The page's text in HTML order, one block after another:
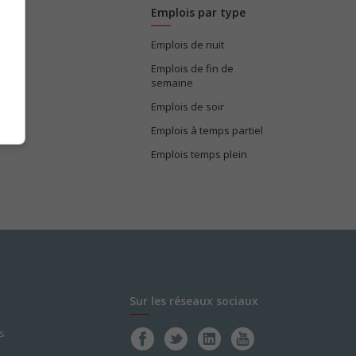
Emplois par type
Emplois de nuit
Emplois de fin de
semaine
Emplois de soir
Emplois à temps partiel
Emplois temps plein
Sur les réseaux sociaux